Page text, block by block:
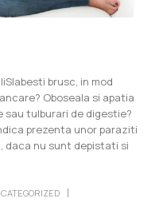
brusc, in mod
Oboseala si apatia
sau tulburari de digestie?
prezenta unor paraziti
daca nu sunt depistati si